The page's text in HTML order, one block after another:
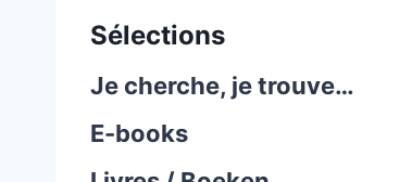
Sélections
Je cherche, je trouve…
E-books